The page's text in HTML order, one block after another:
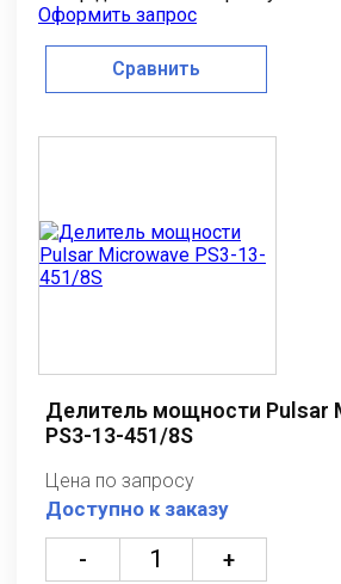
Оформить запрос
Сравнить
Делитель мощности Pulsar
PS3-13-451/8S
Цена по запросу
Доступно к заказу
- +